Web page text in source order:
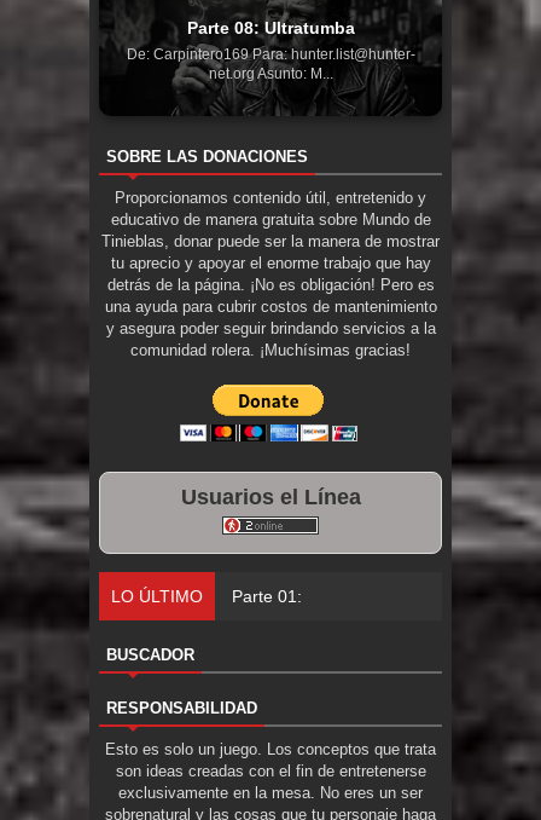
Parte 08: Ultratumba
De: Carpintero169 Para: hunter.list@hunter-
net.org Asunto: M...
SOBRE LAS DONACIONES
Proporcionamos contenido útil, entretenido y
educativo de manera gratuita sobre Mundo de
Tinieblas, donar puede ser la manera de mostrar
tu aprecio y apoyar el enorme trabajo que hay
detrás de la página. ¡No es obligación! Pero es
una ayuda para cubrir costos de mantenimiento
y asegura poder seguir brindando servicios a la
comunidad rolera. ¡Muchísimas gracias!
Usuarios el Línea
LO ÚLTIMO Parte 01: Una Misión de Locos
BUSCADOR
RESPONSABILIDAD
Esto es solo un juego. Los conceptos que trata
son ideas creadas con el fin de entretenerse
exclusivamente en la mesa. No eres un ser
sobrenatural y las cosas que tu personaje haga